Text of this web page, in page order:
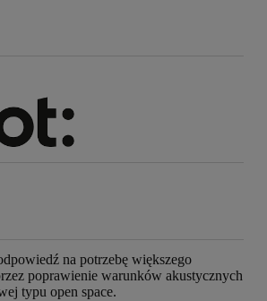
na potrzebę większego
poprawienie warunków akustycznych
typu open space.